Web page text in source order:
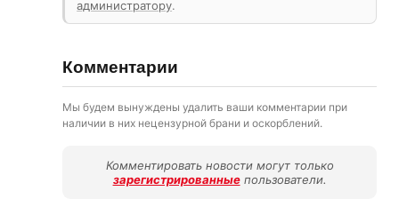
администратору.
Комментарии
Мы будем вынуждены удалить ваши комментарии при
наличии в них нецензурной брани и оскорблений.
Комментировать новости могут только
зарегистрированныепользователи.